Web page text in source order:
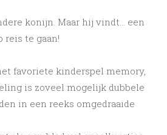
konijn. Maar hij vindt… een
reis te gaan!
favoriete kinderspel memory,
is zoveel mogelijk dubbele
in een reeks omgedraaide